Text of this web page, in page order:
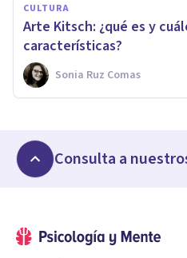
CULTURA
Arte Kitsch: ¿qué es y
características?
Sonia Ruz Comas
Consulta a